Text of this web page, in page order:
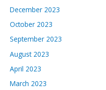
December 2023
October 2023
September 2023
August 2023
April 2023
March 2023